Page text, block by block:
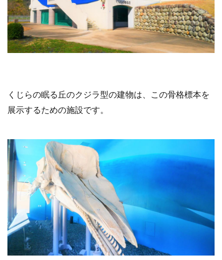
くじらの眠る丘のクジラ型の建物は、この骨格標本を
展示するための施設です。